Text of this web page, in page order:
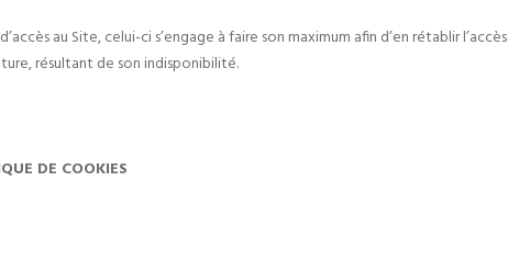
au Site, celui-ci s’engage à faire son maximum afin d’en rétablir
résultant de son indisponibilité.
DE COOKIES